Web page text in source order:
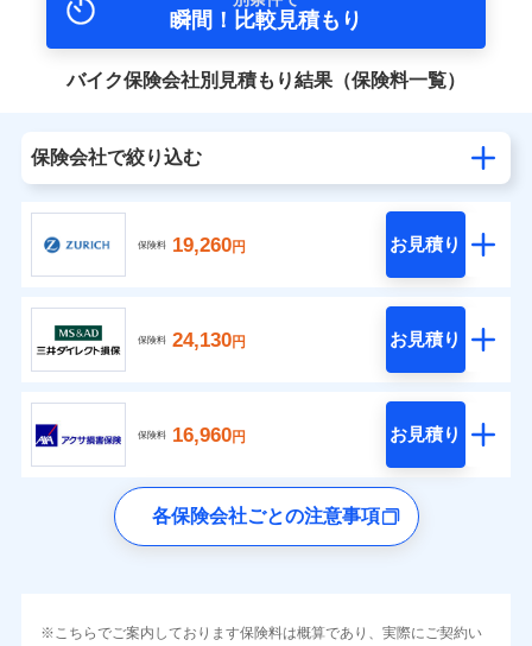
瞬間！比較見積もり
バイク保険会社別見積もり結果（保険料一覧）
保険会社で絞り込む
保険料 19,260円 お見積り
保険料 24,130円 お見積り
保険料 16,960円 お見積り
各保険会社ごとの注意事項
こちらでご案内しております保険料は概算であり、実際にご契約い